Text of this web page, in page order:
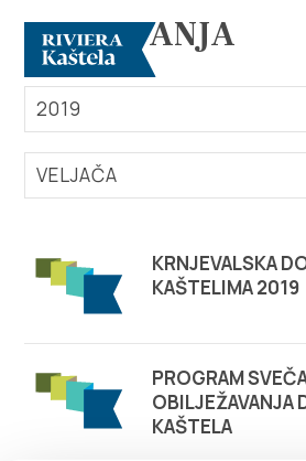
Istraži
Destinacija
Što raditi
DOGAĐANJA
2019
VELJAČA
KRNJEVALSKA
KAŠTELIMA 2019
PROGRAM
OBILJEŽAVANJA
KAŠTELA